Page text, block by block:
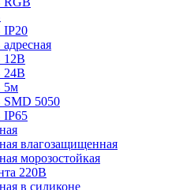
IP20
12В
24В
5м
SMD 5050
IP65
влагозащищенная
морозостойкая
220В
в силиконе